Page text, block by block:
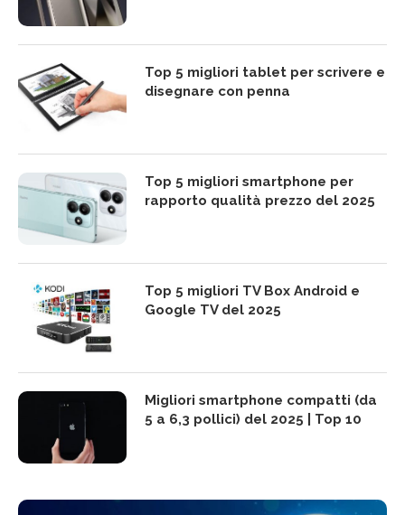
Top 5 migliori tablet per scrivere e
disegnare con penna
Top 5 migliori smartphone per
rapporto qualità prezzo del 2025
Top 5 migliori TV Box Android e
Google TV del 2025
Migliori smartphone compatti (da
5 a 6,3 pollici) del 2025 | Top 10